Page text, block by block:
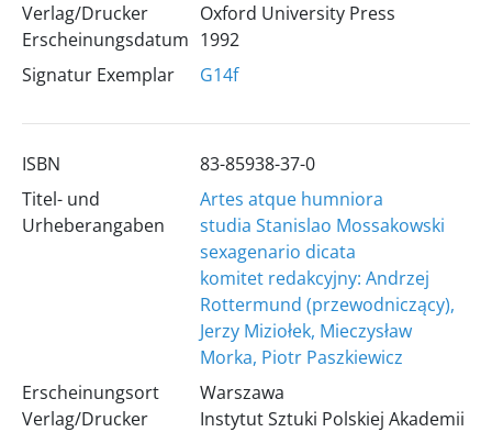
Verlag/Drucker
Erscheinungsdatum
Oxford University Press
1992
Signatur Exemplar
G14f
ISBN
83-85938-37-0
Titel- und
Urheberangaben
Artes atque humniora
studia Stanislao Mossakowski
sexagenario dicata
komitet redakcyjny: Andrzej
Rottermund (przewodniczący),
Jerzy Miziołek, Mieczysław
Morka, Piotr Paszkiewicz
Erscheinungsort
Verlag/Drucker
Warszawa
Instytut Sztuki Polskiej Akademii